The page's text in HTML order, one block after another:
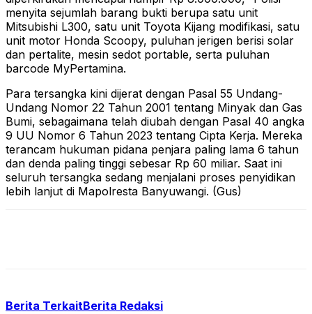
menyita sejumlah barang bukti berupa satu unit
Mitsubishi L300, satu unit Toyota Kijang modifikasi, satu
unit motor Honda Scoopy, puluhan jerigen berisi solar
dan pertalite, mesin sedot portable, serta puluhan
barcode MyPertamina.
Para tersangka kini dijerat dengan Pasal 55 Undang-
Undang Nomor 22 Tahun 2001 tentang Minyak dan Gas
Bumi, sebagaimana telah diubah dengan Pasal 40 angka
9 UU Nomor 6 Tahun 2023 tentang Cipta Kerja. Mereka
terancam hukuman pidana penjara paling lama 6 tahun
dan denda paling tinggi sebesar Rp 60 miliar. Saat ini
seluruh tersangka sedang menjalani proses penyidikan
lebih lanjut di Mapolresta Banyuwangi. (Gus)
Berita TerkaitBerita Redaksi